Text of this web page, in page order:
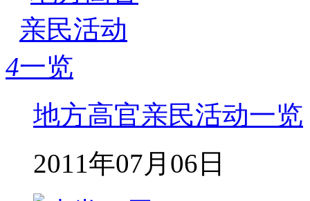
4
地方高官亲民活动一览
2011年07月06日